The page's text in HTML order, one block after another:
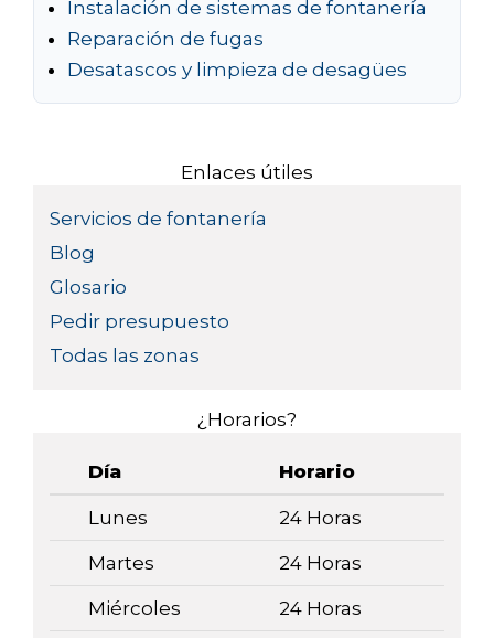
Instalación de sistemas de fontanería
Reparación de fugas
Desatascos y limpieza de desagües
Enlaces útiles
Servicios de fontanería
Blog
Glosario
Pedir presupuesto
Todas las zonas
¿Horarios?
Día Horario
Lunes 24 Horas
Martes 24 Horas
Miércoles 24 Horas